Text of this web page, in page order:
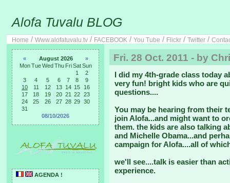
Alofa Tuvalu BLOG
Home / Www.alofatuvalu.tv / FACEBOOK / You Tube / Flickr / Twitter /
« August 2026
»
Mon Tue Wed Thu Fri Sat Sun
1
2
3
4 5 6 7 8
9
10
11 12 13 14 15
16
17
18 19 20 21 22
23
24
25 26 27 28 29
30
31
08/10/2026
AGENDA !
Fri. 28 Oct. 2011 - by
I did my 4th-grade class today
very fun! bright kids who are
questions....
You may be hearing from their
join Alofa...and might want to
them. the kids are also talking
and Michelle Obama...and
campaign for Alofa....all of
we'll see....talk is easier than
experience.